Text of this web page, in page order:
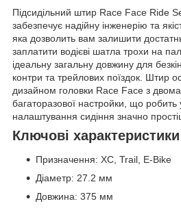
Підсидільний штир Race Face Ride
забезпечує надійну інженерію та
яка дозволить вам залишити
заплатити водієві шатла трохи на
ідеальну загальну довжину для
контри та трейлових поїздок. Штир
дизайном головки Race Face з
багаторазової настройки, що робить
налаштування сидіння значно
Ключові характеристики
Призначення: XC, Trail, E-Bike
Діаметр: 27.2 мм
Довжина: 375 мм